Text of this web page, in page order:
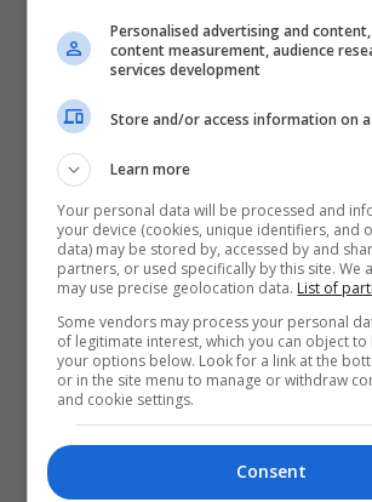
Personalised advertising and
content measurement, audience
services development
Store and/or access information on
Learn more
Your personal data will be processed and
your device (cookies, unique identifiers, and
data) may be stored by, accessed by and
partners, or used specifically by this site. We
may use precise geolocation data. List of
Some vendors may process your personal
of legitimate interest, which you can object to
your options below. Look for a link at the
or in the site menu to manage or withdraw
and cookie settings.
Consent